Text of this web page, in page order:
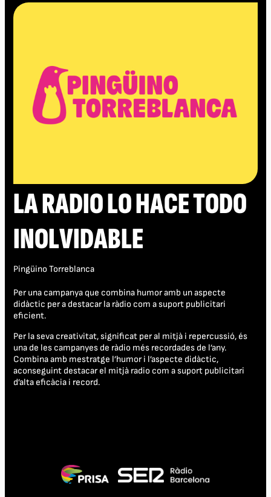
LA RADIO LO HACE TODO
INOLVIDABLE
Pingüino Torreblanca
Per una campanya que combina humor amb un aspecte
didàctic per a destacar la ràdio com a suport publicitari
eficient.
Per la seva creativitat, significat per al mitjà i repercussió, és
una de les campanyes de ràdio més recordades de l’any.
Combina amb mestratge l’humor i l’aspecte didàctic,
aconseguint destacar el mitjà radio com a suport publicitari
d’alta eficàcia i record.